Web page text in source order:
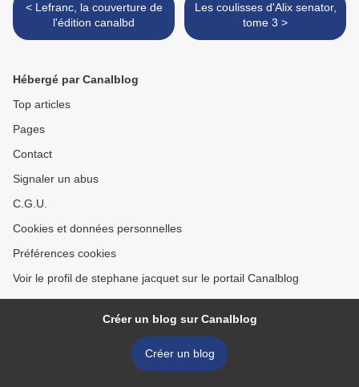
< Lefranc, la couverture de
l'édition canalbd
Les coulisses d'Alix senator,
tome 3 >
Hébergé par Canalblog
Top articles
Pages
Contact
Signaler un abus
C.G.U.
Cookies et données personnelles
Préférences cookies
Voir le profil de stephane jacquet sur le portail Canalblog
Créer un blog sur Canalblog
Créer un blog